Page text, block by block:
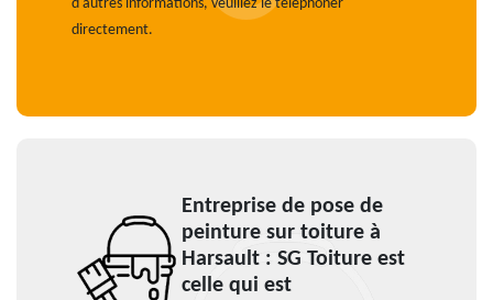
d'autres informations, veuillez le téléphoner
directement.
Entreprise de pose de
peinture sur toiture à
Harsault : SG Toiture est
celle qui est